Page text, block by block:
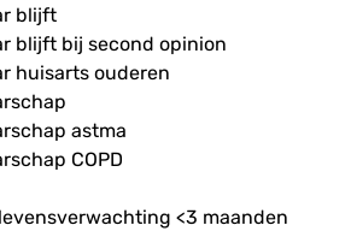
blijft
blijft bij second opinion
huisarts ouderen
astma
COPD
<3 maanden